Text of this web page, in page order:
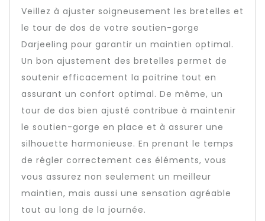
Veillez à ajuster soigneusement les bretelles et
le tour de dos de votre soutien-gorge
Darjeeling pour garantir un maintien optimal.
Un bon ajustement des bretelles permet de
soutenir efficacement la poitrine tout en
assurant un confort optimal. De même, un
tour de dos bien ajusté contribue à maintenir
le soutien-gorge en place et à assurer une
silhouette harmonieuse. En prenant le temps
de régler correctement ces éléments, vous
vous assurez non seulement un meilleur
maintien, mais aussi une sensation agréable
tout au long de la journée.